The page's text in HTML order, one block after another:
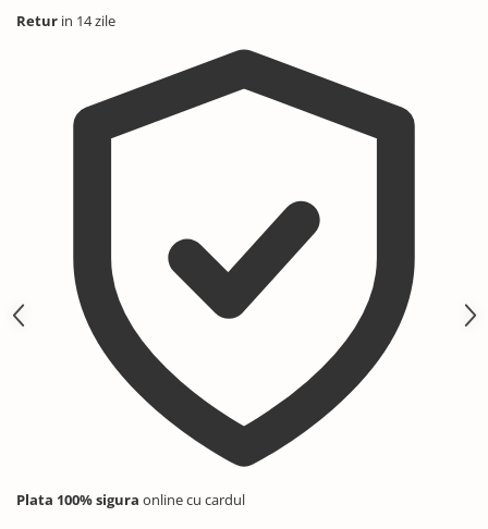
Retur in 14 zile
Plata 100% sigura online cu cardul